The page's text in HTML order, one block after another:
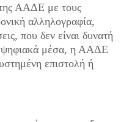
ΑΑΔΕ με τους
αλληλογραφία,
που δεν είναι δυνατή
ψηφιακά μέσα, η ΑΑΔΕ
επιστολή ή